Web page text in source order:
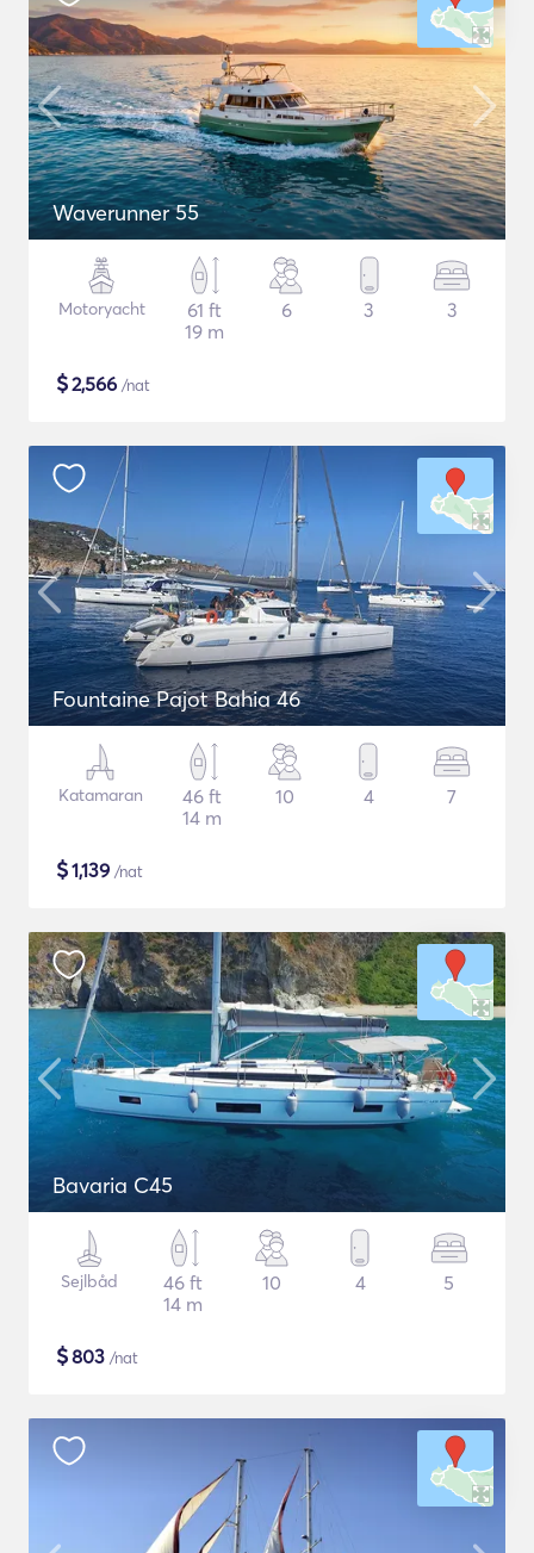
Waverunner 55
Motoryacht
61 ft
19 m
6 3 3
$2,566 /nat
Fountaine Pajot Bahia 46
Katamaran
46 ft
14 m
10 4 7
$1,139 /nat
Bavaria C45
Sejlbåd
46 ft
14 m
10 4 5
$803 /nat